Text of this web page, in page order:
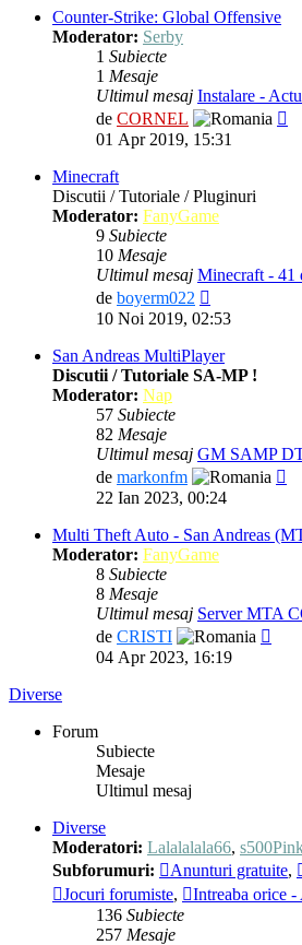
Counter-Strike: Global Offensive
Moderator: Serby
1 Subiecte
1 Mesaje
Ultimul mesaj Instalare -
de CORNEL
01 Apr 2019, 15:31
Minecraft
Discutii / Tutoriale / Pluginuri
Moderator: FanyGame
9 Subiecte
10 Mesaje
Ultimul mesaj Minecraft -
de boyerm022
ultimul
10 Noi 2019, 02:53
San Andreas MultiPlayer
Discutii / Tutoriale SA-MP !
Moderator: Nap
57 Subiecte
82 Mesaje
Ultimul mesaj GM SAMP
de markonfm
22 Ian 2023, 00:24
Multi Theft Auto - San Andreas
Moderator: FanyGame
8 Subiecte
8 Mesaje
Ultimul mesaj Server MTA
de CRISTI
04 Apr 2023, 16:19
Diverse
Forum
Subiecte
Mesaje
Ultimul mesaj
Diverse
Moderatori: Lalalalala66,
Subforumuri:
Anunturi gratuite,
Jocuri forumiste,
Intreaba orice
136 Subiecte
257 Mesaje